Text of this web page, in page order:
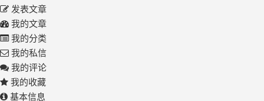
发表文章
我的文章
我的分类
我的私信
我的评论
我的收藏
基本信息